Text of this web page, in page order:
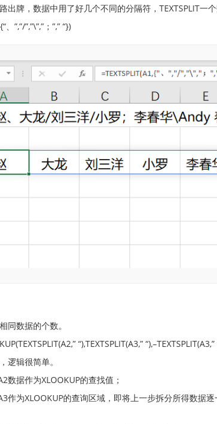
出牌，数据中用了好几个不同的分隔符，TEXTSPLIT一个
”,”/”,”\”,”；”,” “})
同数据的个数。
“),TEXTSPLIT(A3,” “),–TEXTSPLIT(A3,”
逻辑很简单。
数据作为XLOOKUP的查找值；
作为XLOOKUP的查询区域，即将上一步拆分所得数据